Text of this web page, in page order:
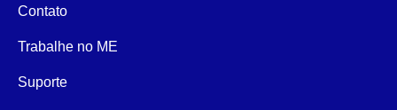
Contato
Trabalhe no ME
Suporte